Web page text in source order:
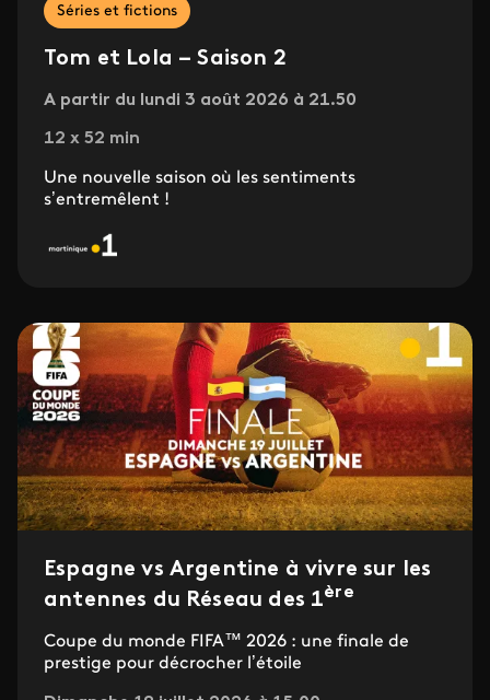
Séries et fictions
Tom et Lola – Saison 2
A partir du lundi 3 août 2026 à 21.50
12 x 52 min
Une nouvelle saison où les sentiments
s’entremêlent !
Espagne vs Argentine à vivre sur les
antennes du Réseau des 1ère
Coupe du monde FIFA™ 2026 : une finale de
prestige pour décrocher l’étoile